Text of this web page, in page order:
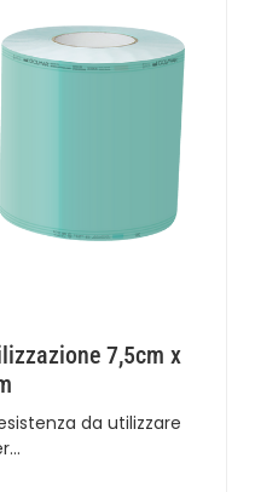
7,5cm x
da utilizzare